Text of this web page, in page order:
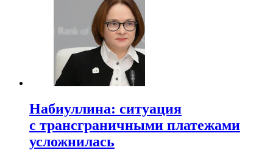
Набиуллина: ситуация
с трансграничными платежами
усложнилась